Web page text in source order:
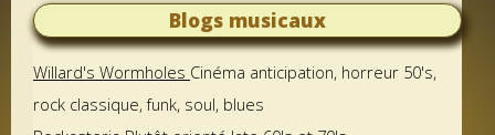
Blogs musicaux
Willard's Wormholes Cinéma anticipation, horreur 50's,
rock classique, funk, soul, blues